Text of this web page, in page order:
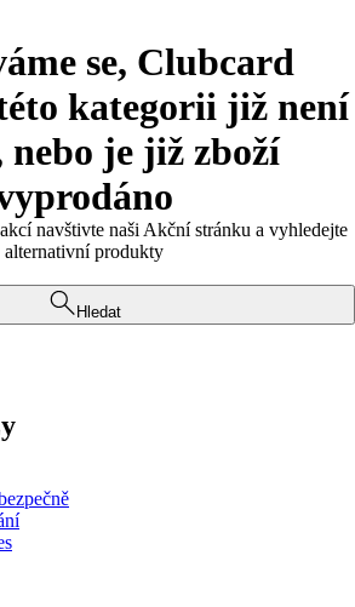
se, Clubcard
kategorii již není
nebo je již zboží
navštivte naši Akční stránku a vyhledejte
alternativní produkty
Hledat